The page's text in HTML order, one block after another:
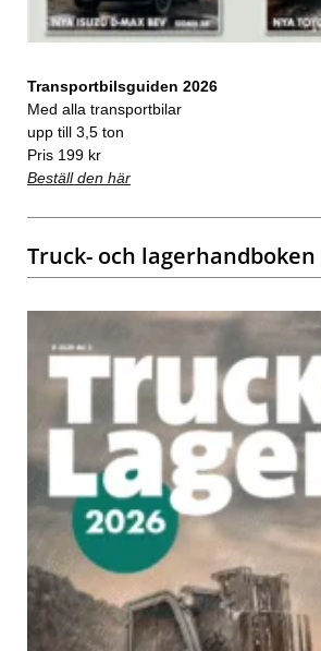
Transportbilsguiden 2026
Med alla transportbilar
upp till 3,5 ton
Pris 199 kr
Beställ den här
Truck- och lagerhandboken